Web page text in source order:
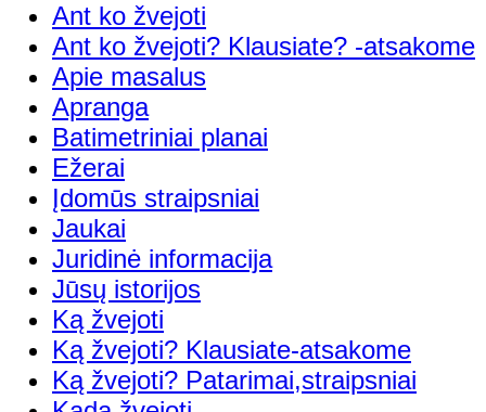
Ant ko žvejoti
Ant ko žvejoti? Klausiate? -atsakome
Apie masalus
Apranga
Batimetriniai planai
Ežerai
Įdomūs straipsniai
Jaukai
Juridinė informacija
Jūsų istorijos
Ką žvejoti
Ką žvejoti? Klausiate-atsakome
Ką žvejoti? Patarimai,straipsniai